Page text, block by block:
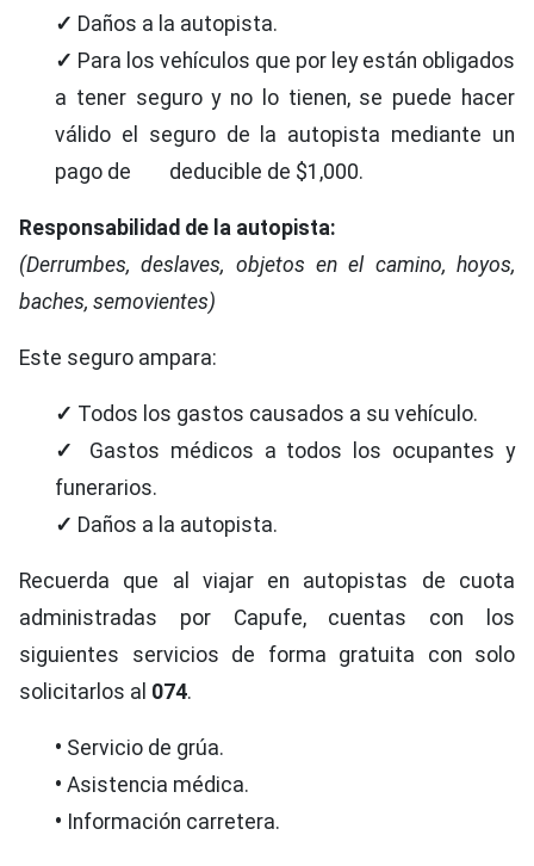
✓ Daños a la autopista.
✓ Para los vehículos que por ley están obligados
a tener seguro y no lo tienen, se puede hacer
válido el seguro de la autopista mediante un
pago de deducible de $1,000.
Responsabilidad de la autopista:
(Derrumbes, deslaves, objetos en el camino, hoyos,
baches, semovientes)
Este seguro ampara:
✓ Todos los gastos causados a su vehículo.
✓
Gastos médicos a todos los ocupantes y
funerarios.
✓ Daños a la autopista.
Recuerda que al viajar en autopistas de cuota
administradas por Capufe, cuentas con los
siguientes servicios de forma gratuita con solo
solicitarlos al 074.
• Servicio de grúa.
• Asistencia médica.
• Información carretera.